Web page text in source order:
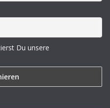
Du unsere